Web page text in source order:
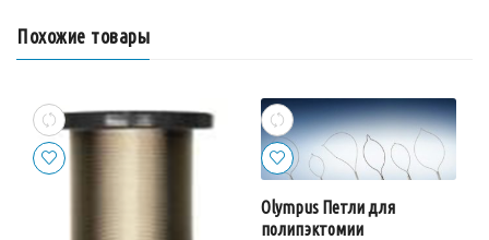
Похожие товары
Olympus Петли для
полипэктомии